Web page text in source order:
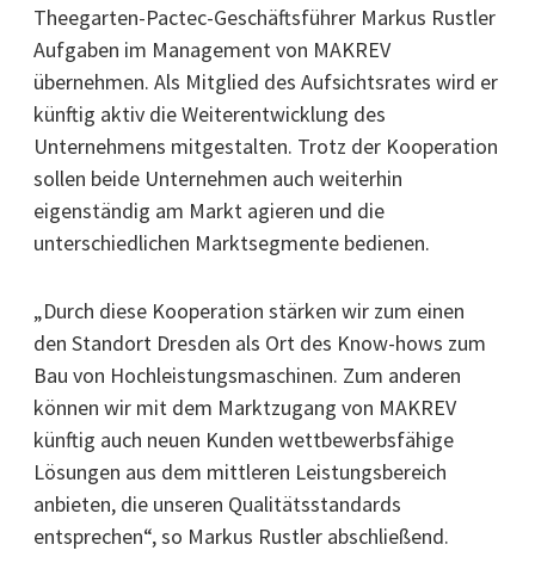
Theegarten-Pactec-Geschäftsführer Markus Rustler
Aufgaben im Management von MAKREV
übernehmen. Als Mitglied des Aufsichtsrates wird er
künftig aktiv die Weiterentwicklung des
Unternehmens mitgestalten. Trotz der Kooperation
sollen beide Unternehmen auch weiterhin
eigenständig am Markt agieren und die
unterschiedlichen Marktsegmente bedienen.
„Durch diese Kooperation stärken wir zum einen
den Standort Dresden als Ort des Know-hows zum
Bau von Hochleistungsmaschinen. Zum anderen
können wir mit dem Marktzugang von MAKREV
künftig auch neuen Kunden wettbewerbsfähige
Lösungen aus dem mittleren Leistungsbereich
anbieten, die unseren Qualitätsstandards
entsprechen“, so Markus Rustler abschließend.